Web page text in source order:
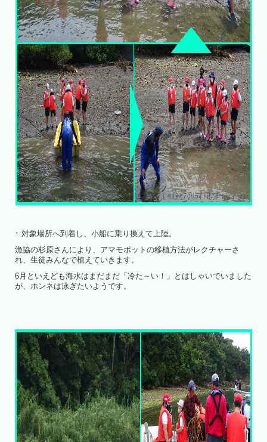
↑ 対象場所へ到着し、小船に乗り換えて上陸。
漁協の杉原さんにより、アマモポットの移植方法がレクチャーさ
れ、生徒みんなで植えていきます。
6月といえども海水はまだまだ「冷た～い！」とはしゃいでいました
が、ホンネは泳ぎたいようです。